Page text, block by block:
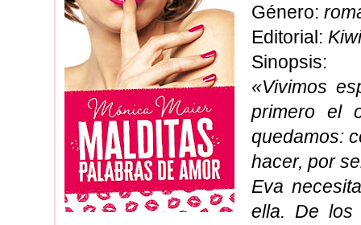
Género:
Editorial: Kiwi
Sinopsis:
«Vivimos
primero el
quedamos:
hacer, por
Eva
ella. De los